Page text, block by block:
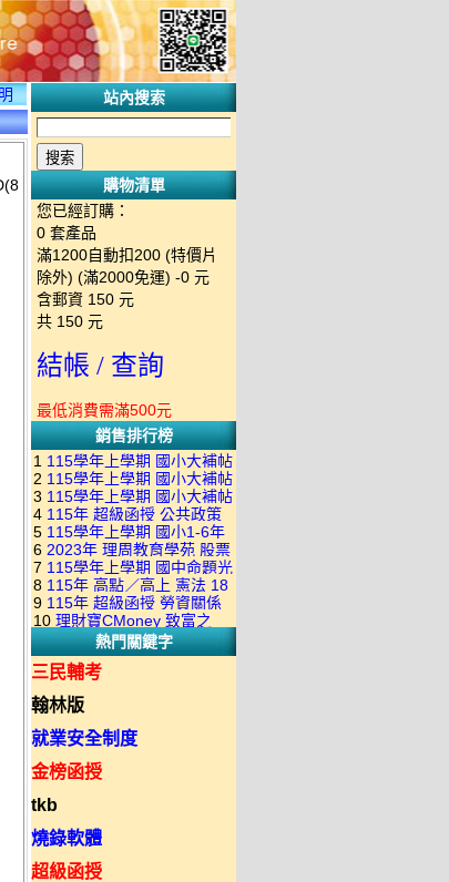
站內搜索
購物清單
您已經訂購：
0 套產品
滿1200自動扣200 (特價片
除外) (滿2000免運) -0 元
含郵資 150 元
共 150 元
結帳 / 查詢
最低消費需滿500元
銷售排行榜
1 115學年上學期 國小大補帖
南一版 國語+數學+社會+生活
+自然 1-6年級 教學光碟DVD
版(3DVD)
2 115學年上學期 國小大補帖
康軒版 國語+數學+社會+生活
+自然 1-6年級 教學光碟DVD
版(3DVD)
3 115學年上學期 國小大補帖
翰林版 國語+數學+社會+生活
+自然 1-6年級 教學光碟DVD
版(3DVD)
4 115年 超級函授 公共政策
22堂課+總複習 張楚老師 含
PDF講義 函授DVD(9DVD)
5 115學年上學期 國小1-6年
級 習作解答(含康軒.南一.翰林
全版本.全科目)合輯版 DVD版
6 2023年 理周教育學苑 股票
當沖煉金術 主講：朱家泓 國
語發音 DVD版
7 115學年上學期 國中命題光
碟 翰林版 英文科 1-3年級 題
庫光碟
8 115年 高點／高上 憲法 18
堂課 宗台大老師 含PDF講義
函授DVD(8DVD)【適用於律
師司法考試】
9 115年 超級函授 勞資關係
概要 11堂課+總複習 陸川老
師 含PDF講義 函授
DVD(5DVD)
10 理財寶CMoney 致富之
道：上班族飆股攻略班 主
講：朱家泓+林穎 國語發音
熱門關鍵字
三民輔考
翰林版
就業安全制度
金榜函授
tkb
燒錄軟體
超級函授